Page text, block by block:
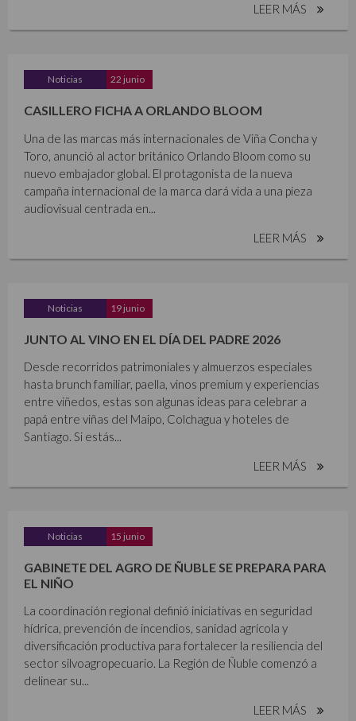
LEER MÁS
Noticias 22 junio
CASILLERO FICHA A ORLANDO BLOOM
Una de las marcas más internacionales de Viña Concha y
Toro, anunció al actor británico Orlando Bloom como su
nuevo embajador global. El protagonista de la nueva
campaña internacional de la marca dará vida a una pieza
audiovisual centrada en...
LEER MÁS
Noticias 19 junio
JUNTO AL VINO EN EL DÍA DEL PADRE 2026
Desde recorridos patrimoniales y almuerzos especiales
hasta brunch familiar, paella, vinos premium y experiencias
entre viñedos, estas son algunas ideas para celebrar a
papá entre viñas del Maipo, Colchagua y hoteles de
Santiago. Si estás...
LEER MÁS
Noticias 15 junio
GABINETE DEL AGRO DE ÑUBLE SE PREPARA PARA
EL NIÑO
La coordinación regional definió iniciativas en seguridad
hídrica, prevención de incendios, sanidad agrícola y
diversificación productiva para fortalecer la resiliencia del
sector silvoagropecuario. La Región de Ñuble comenzó a
delinear su...
LEER MÁS